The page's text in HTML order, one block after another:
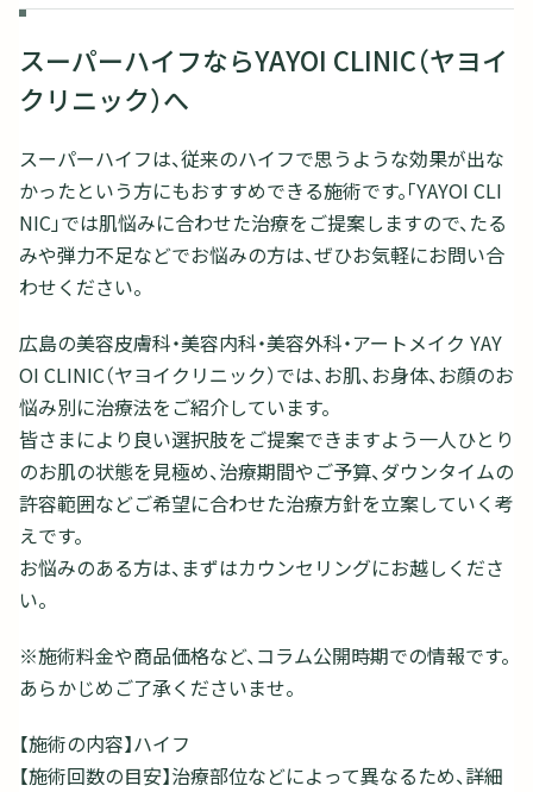
スーパーハイフならYAYOI CLINIC（ヤヨイ
クリニック）へ
スーパーハイフは、従来のハイフで思うような効果が出な
かったという方にもおすすめできる施術です。「YAYOI CLI
NIC」では肌悩みに合わせた治療をご提案しますので、たる
みや弾力不足などでお悩みの方は、ぜひお気軽にお問い合
わせください。
広島の美容皮膚科・美容内科・美容外科・アートメイク YAY
OI CLINIC（ヤヨイクリニック）では、お肌、お身体、お顔のお
悩み別に治療法をご紹介しています。
皆さまにより良い選択肢をご提案できますよう一人ひとり
のお肌の状態を見極め、治療期間やご予算、ダウンタイムの
許容範囲などご希望に合わせた治療方針を立案していく考
えです。
お悩みのある方は、まずはカウンセリングにお越しくださ
い。
※施術料金や商品価格など、コラム公開時期での情報です。
あらかじめご了承くださいませ。
【施術の内容】ハイフ
【施術回数の目安】治療部位などによって異なるため、詳細